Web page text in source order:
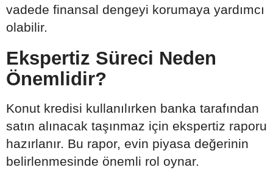
vadede finansal dengeyi korumaya yardımcı
olabilir.
Ekspertiz Süreci Neden
Önemlidir?
Konut kredisi kullanılırken banka tarafından
satın alınacak taşınmaz için ekspertiz raporu
hazırlanır. Bu rapor, evin piyasa değerinin
belirlenmesinde önemli rol oynar.